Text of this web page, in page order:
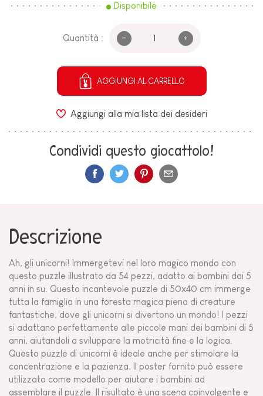
Disponibile
Quantità : - +
AGGIUNGI AL CARRELLO
Aggiungi alla mia lista dei desideri
Condividi questo giocattolo!
Descrizione
Ah, gli unicorni! Immergetevi nel loro magico mondo con
questo puzzle illustrato da 54 pezzi, adatto ai bambini dai 5
anni in su. Questo incantevole puzzle di 50x40 cm immerge
tutta la famiglia in una foresta magica piena di creature
fantastiche, dove gli unicorni si divertono un mondo! I pezzi
si adattano perfettamente alle piccole mani dei bambini di 5
anni, aiutandoli a sviluppare la motricità fine e la logica.
Questo puzzle di unicorni è ideale anche per stimolare la
concentrazione e la pazienza. Il poster fornito può essere
utilizzato come modello per aiutare i bambini ad
assemblare il puzzle. Il risultato è una scena coinvolgente e